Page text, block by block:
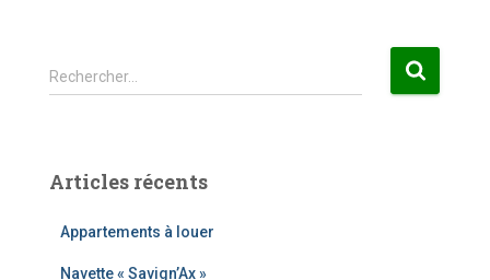
R
e
r
Rechercher…
Articles récents
Appartements à louer
Navette « Savign’Ax »